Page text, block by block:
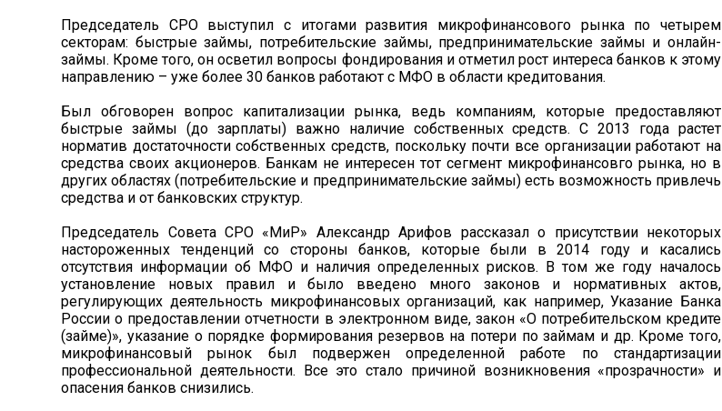
Председатель СРО выступил с итогами развития микрофинансового рынка по четырем
секторам: быстрые займы, потребительские займы, предпринимательские займы и онлайн-
займы. Кроме того, он осветил вопросы фондирования и отметил рост интереса банков к этому
направлению – уже более 30 банков работают с МФО в области кредитования.
Был обговорен вопрос капитализации рынка, ведь компаниям, которые предоставляют
быстрые займы (до зарплаты) важно наличие собственных средств. С 2013 года растет
норматив достаточности собственных средств, поскольку почти все организации работают на
средства своих акционеров. Банкам не интересен тот сегмент микрофинансовго рынка, но в
других областях (потребительские и предпринимательские займы) есть возможность привлечь
средства и от банковских структур.
Председатель Совета СРО «МиР» Александр Арифов рассказал о присутствии некоторых
настороженных тенденций со стороны банков, которые были в 2014 году и касались
отсутствия информации об МФО и наличия определенных рисков. В том же году началось
установление новых правил и было введено много законов и нормативных актов,
регулирующих деятельность микрофинансовых организаций, как например, Указание Банка
России о предоставлении отчетности в электронном виде, закон «О потребительском кредите
(займе)», указание о порядке формирования резервов на потери по займам и др. Кроме того,
микрофинансовый рынок был подвержен определенной работе по стандартизации
профессиональной деятельности. Все это стало причиной возникновения «прозрачности» и
опасения банков снизились.